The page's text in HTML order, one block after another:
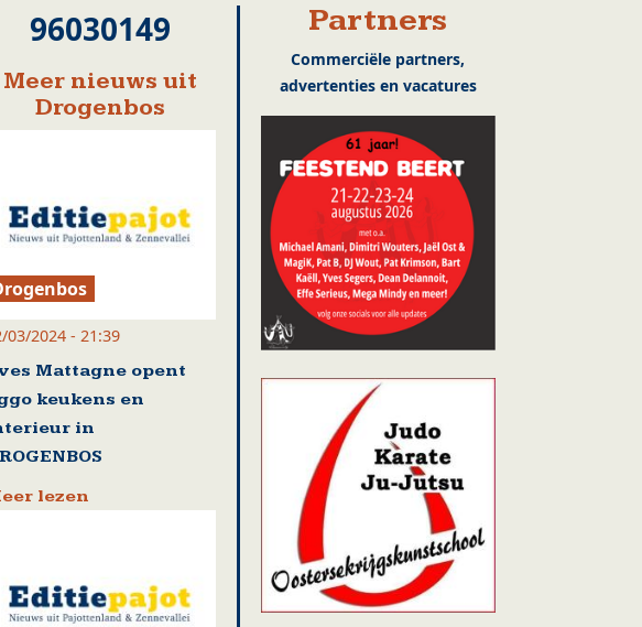
96030149
Meer nieuws uit
Drogenbos
03/2024 - 21:39
Mattagne opent
keukens en
in
lezen
Partners
Commerciële partners,
advertenties en vacatures